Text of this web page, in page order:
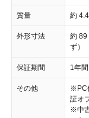
質量 約
外形寸法
約 89
ず）
保証期間 1年間
その他
※PC
証オ
※中